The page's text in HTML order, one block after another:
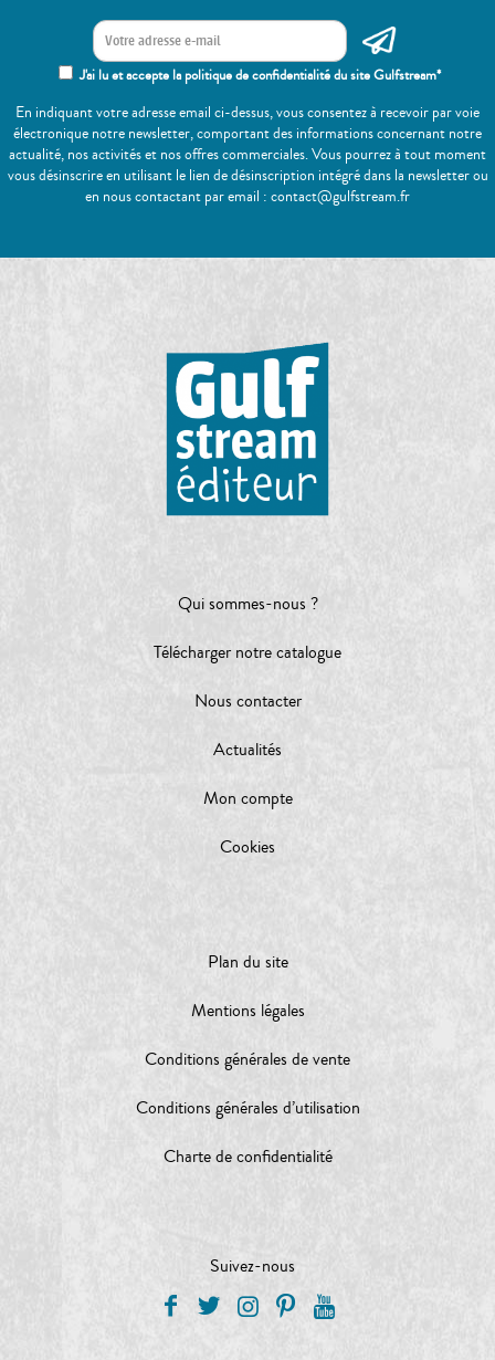
J'ai lu et accepte la politique de confidentialité du site Gulfstream*
En indiquant votre adresse email ci-dessus, vous consentez à recevoir par voie
électronique notre newsletter, comportant des informations concernant notre
actualité, nos activités et nos offres commerciales. Vous pourrez à tout moment
vous désinscrire en utilisant le lien de désinscription intégré dans la newsletter ou
en nous contactant par email : contact@gulfstream.fr
Qui sommes-nous ?
Télécharger notre catalogue
Nous contacter
Actualités
Mon compte
Cookies
Plan du site
Mentions légales
Conditions générales de vente
Conditions générales d’utilisation
Charte de confidentialité
Suivez-nous